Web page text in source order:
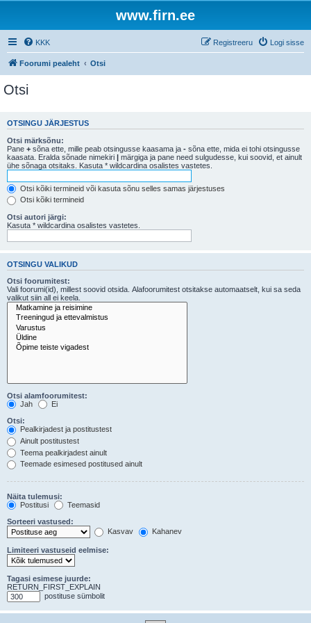
www.firn.ee
KKK Logi sisse
Registreeru
Foorumi pealeht Otsi
Otsi
OTSINGU JÄRJESTUS
Otsi märksõnu:
Pane + sõna ette, mille peab otsingusse kaasama ja - sõna ette, mida ei tohi otsingusse
kaasata. Eralda sõnade nimekiri | märgiga ja pane need sulgudesse, kui soovid, et ainult
ühe sõnaga otsitaks. Kasuta * wildcardina osalistes vastetes.
Otsi kõiki termineid või kasuta sõnu selles samas järjestuses
Otsi kõiki termineid
Otsi autori järgi:
Kasuta * wildcardina osalistes vastetes.
OTSINGU VALIKUD
Otsi foorumitest:
Vali foorumi(id), millest soovid otsida. Alafoorumitest otsitakse automaatselt, kui sa seda
valikut siin all ei keela.
Otsi alamfoorumitest:
Jah
Ei
Otsi:
Pealkirjadest ja postitustest
Ainult postitustest
Teema pealkirjadest ainult
Teemade esimesed postitused ainult
Näita tulemusi:
Postitusi
Teemasid
Sorteeri vastused:
Kasvav
Kahanev
Limiteeri vastuseid eelmise:
Tagasi esimese juurde:
RETURN_FIRST_EXPLAIN
postituse sümbolit